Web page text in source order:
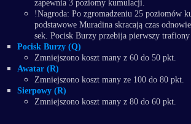
zapewnia 3 poziomy kumulacji.
!Nagroda: Po zgromadzeniu 25 poziomów
podstawowe Muradina skracają czas
sek. Pocisk Burzy przebija pierwszy
Pocisk Burzy (Q)
Zmniejszono koszt many z 60 do 50 pkt.
Awatar (R)
Zmniejszono koszt many ze 100 do 80 pkt.
Sierpowy (R)
Zmniejszono koszt many z 80 do 60 pkt.